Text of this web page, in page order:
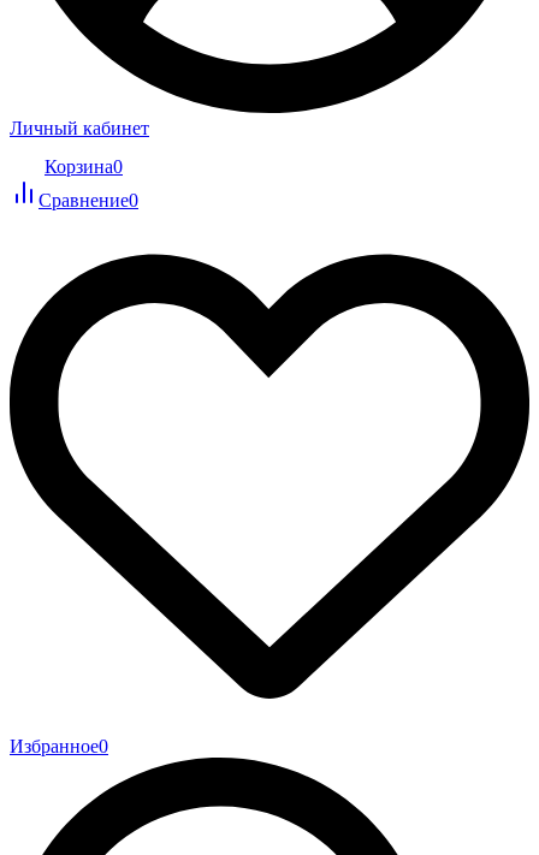
Личный кабинет
Корзина0
Сравнение0
Избранное0